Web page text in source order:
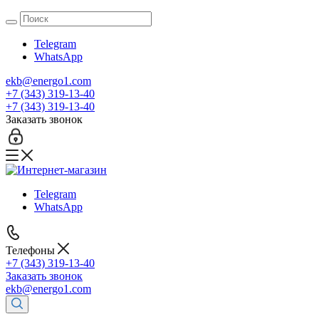
Telegram
WhatsApp
ekb@energo1.com
+7 (343) 319-13-40
+7 (343) 319-13-40
Заказать звонок
Telegram
WhatsApp
Телефоны
+7 (343) 319-13-40
Заказать звонок
ekb@energo1.com